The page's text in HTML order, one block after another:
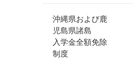
沖縄県および鹿
児島県諸島
入学金全額免除
制度